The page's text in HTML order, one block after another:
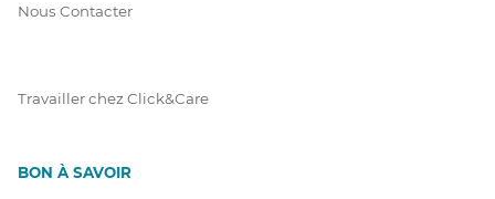
Nous Contacter
Travailler chez Click&Care
BON À SAVOIR